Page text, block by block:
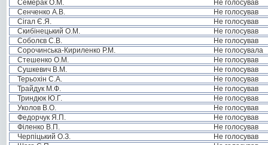
Семерак О.М.
Не голосував
Сенченко А.В.
Не голосував
Сігал Є.Я.
Не голосував
Скибінецький О.М.
Не голосував
Соболєв С.В.
Не голосував
Сорочинська-Кириленко Р.М.
Не голосувала
Стешенко О.М.
Не голосував
Сушкевич В.М.
Не голосував
Терьохін С.А.
Не голосував
Трайдук М.Ф.
Не голосував
Триндюк Ю.Г.
Не голосував
Уколов В.О.
Не голосував
Федорчук Я.П.
Не голосував
Філенко В.П.
Не голосував
Черпіцький О.З.
Не голосував